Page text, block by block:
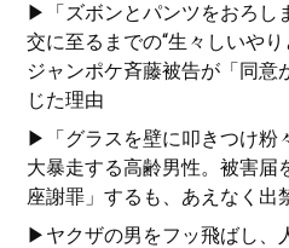
▶「ズボンとパンツをおろし
交に至るまでの“生々しいや
ジャンポケ斉藤被告が「同意
じた理由
▶「グラスを壁に叩きつけ粉
大暴走する高齢男性。被害届
座謝罪」するも、あえなく出
▶ヤクザの男をフッ飛ばし、